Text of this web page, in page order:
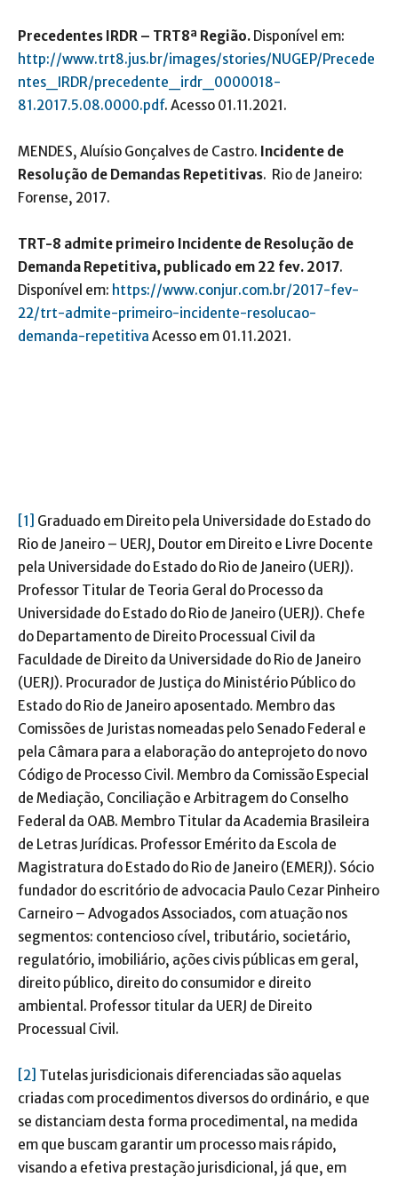
Precedentes IRDR – TRT8ª Região. Disponível em:
http://www.trt8.jus.br/images/stories/NUGEP/Precede
ntes_IRDR/precedente_irdr_0000018-
81.2017.5.08.0000.pdf. Acesso 01.11.2021.
MENDES, Aluísio Gonçalves de Castro. Incidente de
Resolução de Demandas Repetitivas. Rio de Janeiro:
Forense, 2017.
TRT-8 admite primeiro Incidente de Resolução de
Demanda Repetitiva, publicado em 22 fev. 2017.
Disponível em: https://www.conjur.com.br/2017-fev-
22/trt-admite-primeiro-incidente-resolucao-
demanda-repetitiva Acesso em 01.11.2021.
[1] Graduado em Direito pela Universidade do Estado do
Rio de Janeiro – UERJ, Doutor em Direito e Livre Docente
pela Universidade do Estado do Rio de Janeiro (UERJ).
Professor Titular de Teoria Geral do Processo da
Universidade do Estado do Rio de Janeiro (UERJ). Chefe
do Departamento de Direito Processual Civil da
Faculdade de Direito da Universidade do Rio de Janeiro
(UERJ). Procurador de Justiça do Ministério Público do
Estado do Rio de Janeiro aposentado. Membro das
Comissões de Juristas nomeadas pelo Senado Federal e
pela Câmara para a elaboração do anteprojeto do novo
Código de Processo Civil. Membro da Comissão Especial
de Mediação, Conciliação e Arbitragem do Conselho
Federal da OAB. Membro Titular da Academia Brasileira
de Letras Jurídicas. Professor Emérito da Escola de
Magistratura do Estado do Rio de Janeiro (EMERJ). Sócio
fundador do escritório de advocacia Paulo Cezar Pinheiro
Carneiro – Advogados Associados, com atuação nos
segmentos: contencioso cível, tributário, societário,
regulatório, imobiliário, ações civis públicas em geral,
direito público, direito do consumidor e direito
ambiental. Professor titular da UERJ de Direito
Processual Civil.
[2] Tutelas jurisdicionais diferenciadas são aquelas
criadas com procedimentos diversos do ordinário, e que
se distanciam desta forma procedimental, na medida
em que buscam garantir um processo mais rápido,
visando a efetiva prestação jurisdicional, já que, em